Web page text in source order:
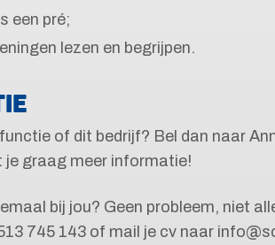
een pré;
lezen en begrijpen.
of dit bedrijf? Bel dan naar
je graag meer informatie!
bij jou? Geen probleem, niet
745 143 of mail je cv naar